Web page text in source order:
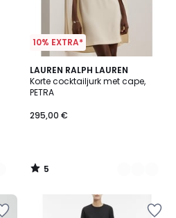
10% EXTRA*
LAUREN RALPH LAUREN
Korte cocktailjurk met cape,
PETRA
295,00 €
5
/
5
2
Kleuren
5
/